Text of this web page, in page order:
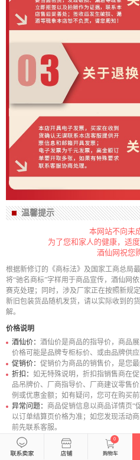
温馨提示
本网站不向未
为了您和家人的健康，适
酒仙网祝您
根据新修订的《商标法》及国家工商总局
将“驰名商标”字样用于商品宣传，酒仙网
赛克处理；同时，涉及厂家正在按照新规
新旧包装货品随机发货，请以实际收到的
解。
价格说明
酒仙价： 酒仙价是商品的指导价，商品
价格可能是品牌专柜标价、或由品牌供应
促销价： 促销价为商品的销售价，是您
折扣： 如无特殊说明，折扣指销售商在
品吊牌价、厂商指导价、厂商建议零售
例或优惠金额；如有疑问，您可在购买前
异常问题： 商品促销信息以商品详情页“
以订单结算页价格为准；如您发现活动
前先联系客服。
0